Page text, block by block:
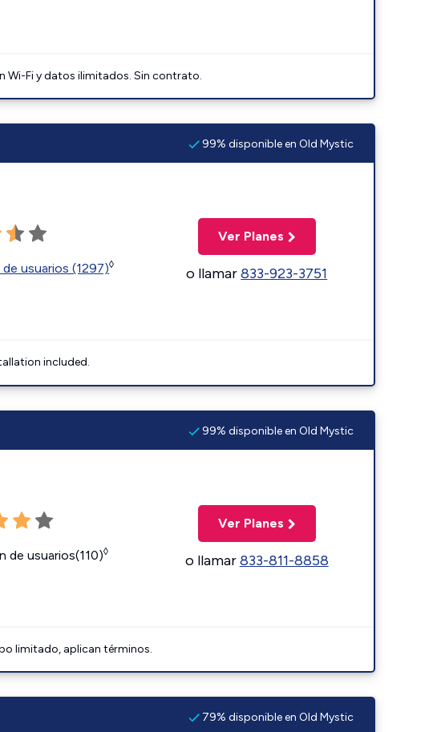
Wi-Fi y datos ilimitados. Sin contrato.
99% disponible en Old Mystic
usuarios (1297)◊
Ver Planes
o llamar833-923-3751
included.
99% disponible en Old Mystic
de usuarios(110)◊
Ver Planes
o llamar833-811-8858
limitado, aplican términos.
79% disponible en Old Mystic